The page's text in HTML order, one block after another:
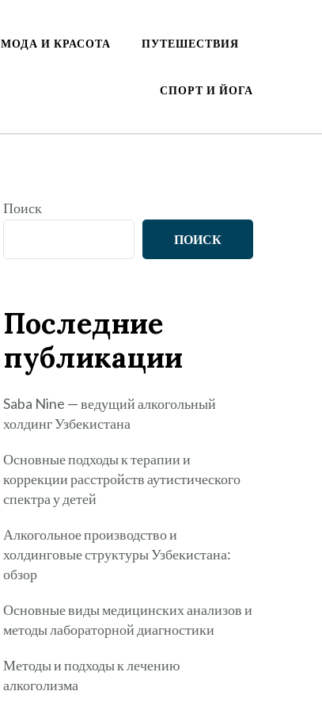
МОДА И КРАСОТА ПУТЕШЕСТВИЯ
СПОРТ И ЙОГА
Поиск
ПОИСК
Последние
публикации
Saba Nine — ведущий алкогольный
холдинг Узбекистана
Основные подходы к терапии и
коррекции расстройств аутистического
спектра у детей
Алкогольное производство и
холдинговые структуры Узбекистана:
обзор
Основные виды медицинских анализов и
методы лабораторной диагностики
Методы и подходы к лечению
алкоголизма